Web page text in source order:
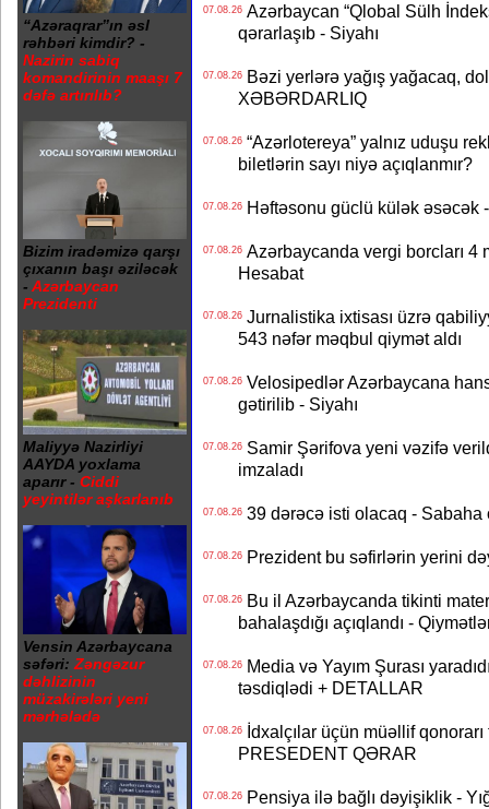
“Azəraqrar”ın əsl
rəhbəri kimdir? -
Nazirin sabiq
komandirinin maaşı 7
dəfə artırılıb?
Bizim iradəmizə qarşı
çıxanın başı əziləcək
- Azərbaycan
Prezidenti
Maliyyə Nazirliyi
AAYDA yoxlama
aparır - Ciddi
yeyintilər aşkarlanıb
Vensin Azərbaycana
səfəri: Zəngəzur
dəhlizinin
müzakirələri yeni
mərhələdə
07.08.26Azərbaycan “Qlobal Sülh
qərarlaşıb - Siyahı
07.08.26Bəzi yerlərə yağış yağacaq,
XƏBƏRDARLIQ
07.08.26“Azərlotereya” yalnız uduşu
biletlərin sayı niyə açıqlanmır?
07.08.26Həftəsonu güclü külək əsəcək
07.08.26Azərbaycanda vergi borcları 4
Hesabat
07.08.26Jurnalistika ixtisası üzrə
543 nəfər məqbul qiymət aldı
07.08.26Velosipedlər Azərbaycana
gətirilib - Siyahı
07.08.26Samir Şərifova yeni vəzifə
imzaladı
07.08.2639 dərəcə isti olacaq - Sabaha
07.08.26Prezident bu səfirlərin yerini
07.08.26Bu il Azərbaycanda tikinti
bahalaşdığı açıqlandı -
07.08.26Media və Yayım Şurası
təsdiqlədi + DETALLAR
07.08.26İdxalçılar üçün müəllif
PRESEDENT QƏRAR
07.08.26Pensiya ilə bağlı dəyişiklik -